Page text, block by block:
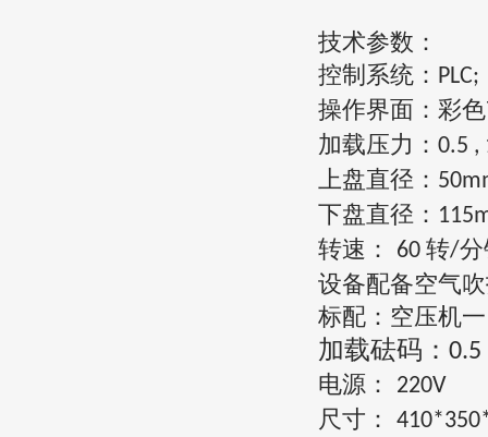
技术参数：
控制系统： PLC;
操作界面：彩色
加载压力： 0.5 ,
上盘直径：
下盘直径：
转速： 60 转/
设备配备空气
标配：空压机
加载砝码： 0.5
电源：
220V
尺寸： 410*3